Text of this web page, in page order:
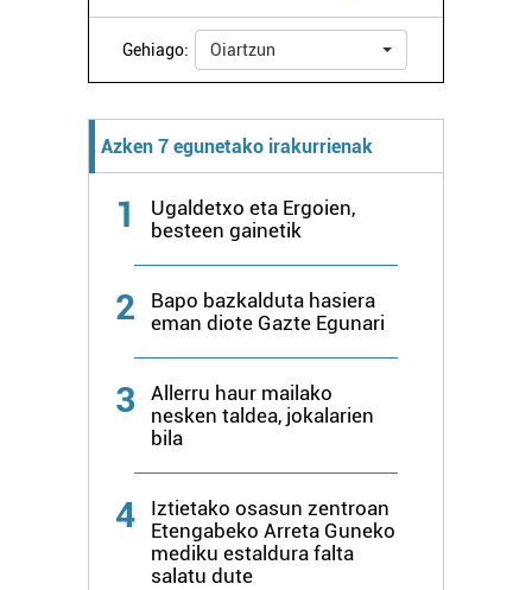
Gehiago: Oiartzun
Azken 7 egunetako irakurrienak
1
Ugaldetxo eta Ergoien,
besteen gainetik
2
Bapo bazkalduta hasiera
eman diote Gazte Egunari
3
Allerru haur mailako
nesken taldea, jokalarien
bila
4
Iztietako osasun zentroan
Etengabeko Arreta Guneko
mediku estaldura falta
salatu dute